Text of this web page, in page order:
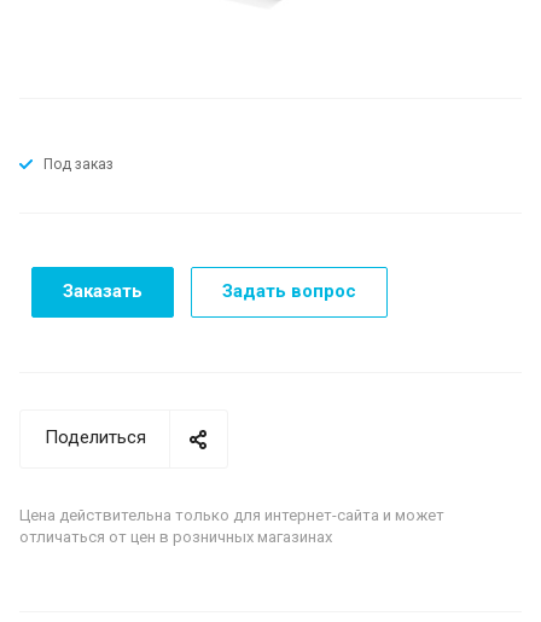
Под заказ
Заказать Задать вопрос
Поделиться
Цена действительна только для интернет-сайта и может
отличаться от цен в розничных магазинах